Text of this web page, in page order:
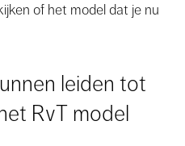
of het model dat je nu
leiden tot
RvT model